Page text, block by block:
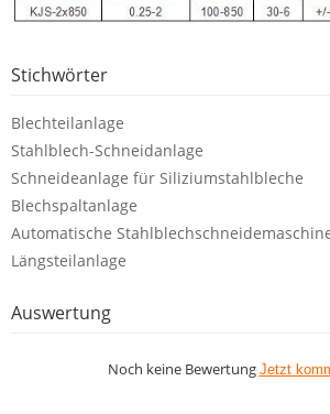
Stichwörter
Blechteilanlage
Stahlblech-Schneidanlage
Schneideanlage für Siliziumstahlbleche
Blechspaltanlage
Automatische
Längsteilanlage
Auswertung
Noch keine Bewertung Jetzt